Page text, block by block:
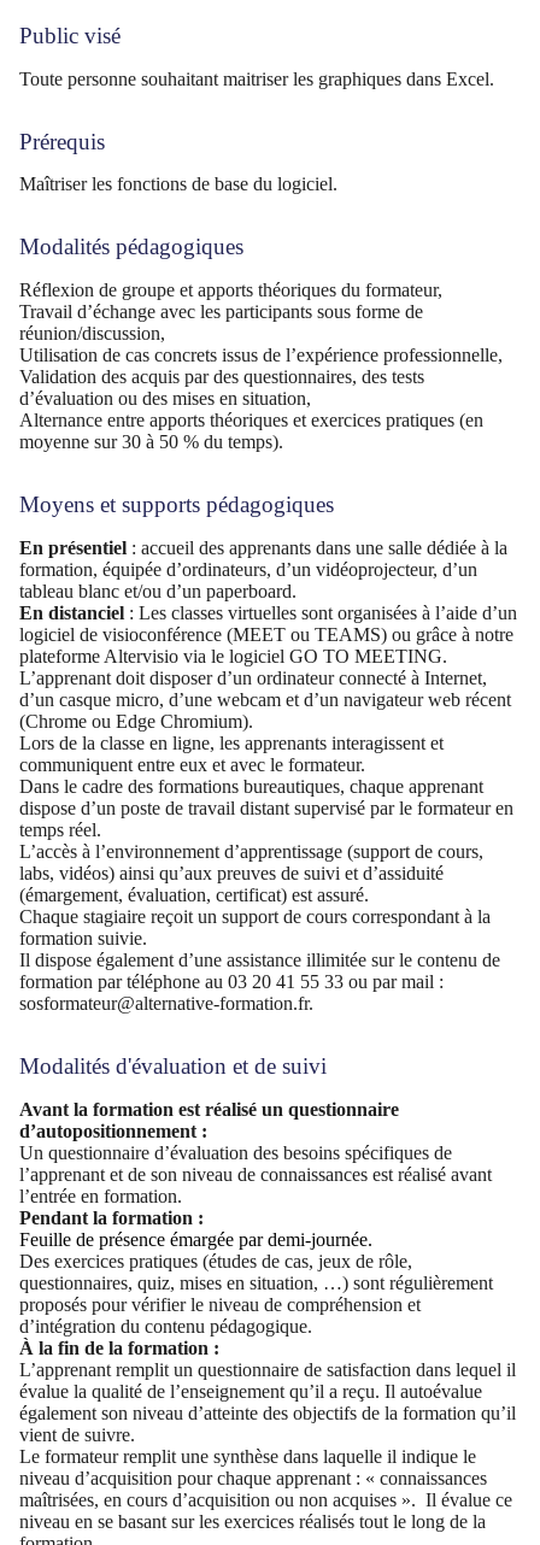
Public visé
Toute personne souhaitant maitriser les graphiques dans Excel.
Prérequis
Maîtriser les fonctions de base du logiciel.
Modalités pédagogiques
Réflexion de groupe et apports théoriques du formateur,
Travail d’échange avec les participants sous forme de
réunion/discussion,
Utilisation de cas concrets issus de l’expérience professionnelle,
Validation des acquis par des questionnaires, des tests
d’évaluation ou des mises en situation,
Alternance entre apports théoriques et exercices pratiques (en
moyenne sur 30 à 50 % du temps).
Moyens et supports pédagogiques
En présentiel : accueil des apprenants dans une salle dédiée à la
formation, équipée d’ordinateurs, d’un vidéoprojecteur, d’un
tableau blanc et/ou d’un paperboard.
En distanciel : Les classes virtuelles sont organisées à l’aide d’un
logiciel de visioconférence (MEET ou TEAMS) ou grâce à notre
plateforme Altervisio via le logiciel GO TO MEETING.
L’apprenant doit disposer d’un ordinateur connecté à Internet,
d’un casque micro, d’une webcam et d’un navigateur web récent
(Chrome ou Edge Chromium).
Lors de la classe en ligne, les apprenants interagissent et
communiquent entre eux et avec le formateur.
Dans le cadre des formations bureautiques, chaque apprenant
dispose d’un poste de travail distant supervisé par le formateur en
temps réel.
L’accès à l’environnement d’apprentissage (support de cours,
labs, vidéos) ainsi qu’aux preuves de suivi et d’assiduité
(émargement, évaluation, certificat) est assuré.
Chaque stagiaire reçoit un support de cours correspondant à la
formation suivie.
Il dispose également d’une assistance illimitée sur le contenu de
formation par téléphone au 03 20 41 55 33 ou par mail :
sosformateur@alternative-formation.fr.
Modalités d'évaluation et de suivi
Avant la formation est réalisé un questionnaire
d’autopositionnement :
Un questionnaire d’évaluation des besoins spécifiques de
l’apprenant et de son niveau de connaissances est réalisé avant
l’entrée en formation.
Pendant la formation :
Feuille de présence émargée par demi-journée.
Des exercices pratiques (études de cas, jeux de rôle,
questionnaires, quiz, mises en situation, …) sont régulièrement
proposés pour vérifier le niveau de compréhension et
d’intégration du contenu pédagogique.
À la fin de la formation :
L’apprenant remplit un questionnaire de satisfaction dans lequel il
évalue la qualité de l’enseignement qu’il a reçu. Il autoévalue
également son niveau d’atteinte des objectifs de la formation qu’il
vient de suivre.
Le formateur remplit une synthèse dans laquelle il indique le
niveau d’acquisition pour chaque apprenant : « connaissances
maîtrisées, en cours d’acquisition ou non acquises ». Il évalue ce
niveau en se basant sur les exercices réalisés tout le long de la